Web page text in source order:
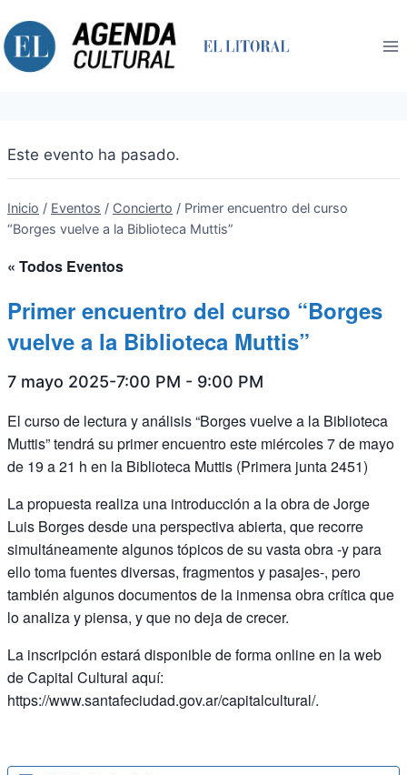
al
contenido
Este evento ha pasado.
Inicio / Eventos / Concierto / Primer encuentro del curso
“Borges vuelve a la Biblioteca Muttis”
« Todos Eventos
Primer encuentro del curso “Borges
vuelve a la Biblioteca Muttis”
7 mayo 2025-7:00 PM - 9:00 PM
El curso de lectura y análisis “Borges vuelve a la Biblioteca
Muttis” tendrá su primer encuentro este miércoles 7 de mayo
de 19 a 21 h en la Biblioteca Muttis (Primera junta 2451)
La propuesta realiza una introducción a la obra de Jorge
Luis Borges desde una perspectiva abierta, que recorre
simultáneamente algunos tópicos de su vasta obra -y para
ello toma fuentes diversas, fragmentos y pasajes-, pero
también algunos documentos de la inmensa obra crítica que
lo analiza y piensa, y que no deja de crecer.
La inscripción estará disponible de forma online en la web
de Capital Cultural aquí:
https://www.santafeciudad.gov.ar/capitalcultural/.